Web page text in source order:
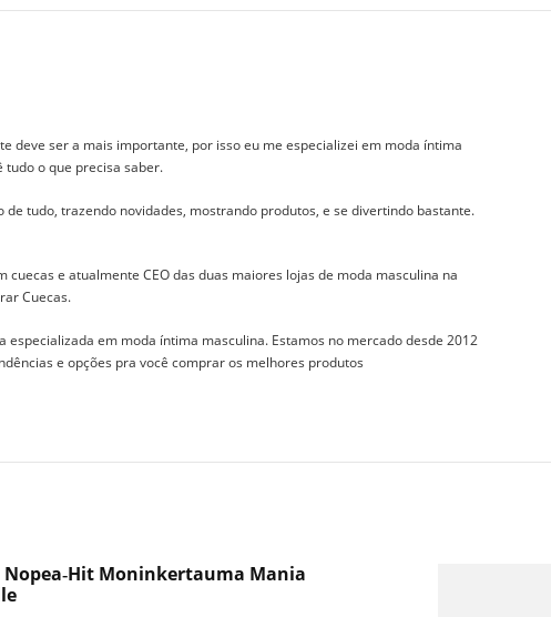
deve ser a mais importante, por isso eu me especializei em moda íntima
o que precisa saber.
de tudo, trazendo novidades, mostrando produtos, e se divertindo bastante.
cuecas e atualmente CEO das duas maiores lojas de moda masculina na
Cuecas.
especializada em moda íntima masculina. Estamos no mercado desde 2012
e opções pra você comprar os melhores produtos
Nopea‑Hit Moninkertauma Mania